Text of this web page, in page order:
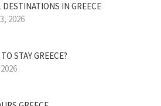
DESTINATIONS IN GREECE
2026
STAY GREECE?